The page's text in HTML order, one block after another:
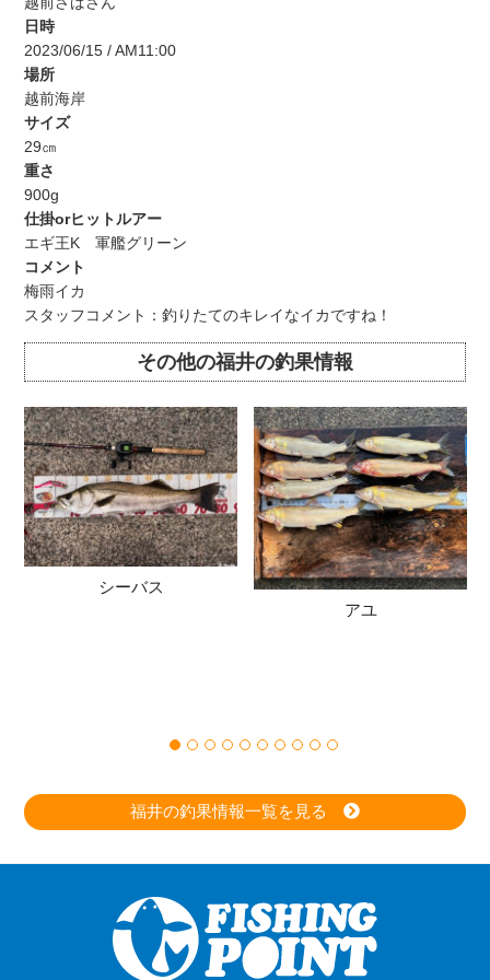
日時
2023/06/15 / AM11:00
場所
越前海岸
サイズ
29㎝
重さ
900g
仕掛orヒットルアー
エギ王K 軍艦グリーン
コメント
梅雨イカ
スタッフコメント：釣りたてのキレイなイカですね！
その他の福井の釣果情報
シーバス
アユ
福井の釣果情報一覧を見る